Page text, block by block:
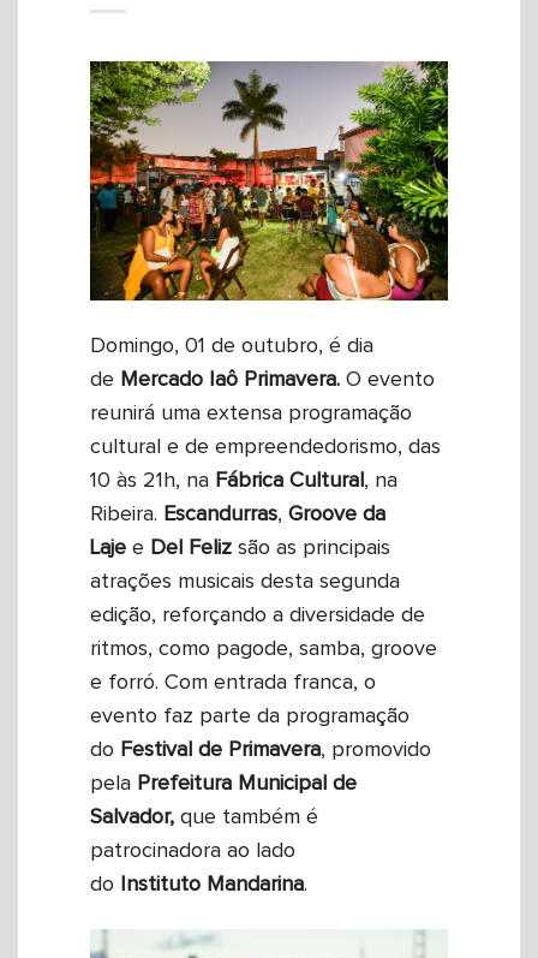
Domingo, 01 de outubro, é dia
de Mercado Iaô Primavera. O evento
reunirá uma extensa programação
cultural e de empreendedorismo, das
10 às 21h, na Fábrica Cultural , na
Ribeira. Escandurras, Groove da
Laje e Del Feliz são as principais
atrações musicais desta segunda
edição, reforçando a diversidade de
ritmos, como pagode, samba, groove
e forró. Com entrada franca, o
evento faz parte da programação
do Festival de Primavera, promovido
pela Prefeitura Municipal de
Salvador, que também é
patrocinadora ao lado
do
Instituto Mandarina.